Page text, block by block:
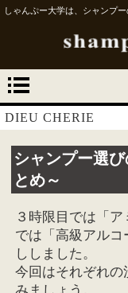
しゃんぷー大学は、シャンプ
DIEU CHERIE
シャンプー選
とめ～
３時限目では「
では「高級アル
ししました。
今回はそれぞれの